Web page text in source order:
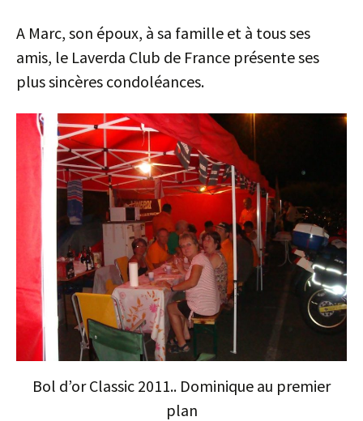
A Marc, son époux, à sa famille et à tous ses
amis, le Laverda Club de France présente ses
plus sincères condoléances.
Bol d’or Classic 2011.. Dominique au premier
plan